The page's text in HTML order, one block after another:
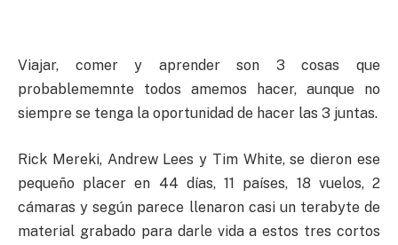
Viajar, comer y aprender son 3 cosas que
probablememnte todos amemos hacer, aunque no
siempre se tenga la oportunidad de hacer las 3 juntas.
Rick Mereki, Andrew Lees y Tim White, se dieron ese
pequeño placer en 44 días, 11 países, 18 vuelos, 2
cámaras y según parece llenaron casi un terabyte de
material grabado para darle vida a estos tres cortos